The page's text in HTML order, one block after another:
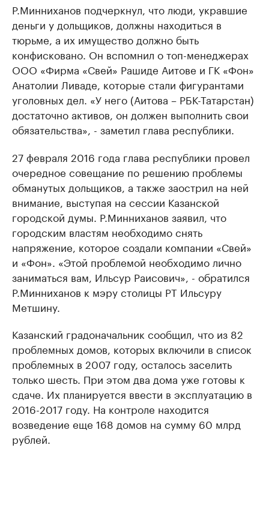
Р.Минниханов подчеркнул, что люди, укравшие
деньги у дольщиков, должны находиться в
тюрьме, а их имущество должно быть
конфисковано. Он вспомнил о топ-менеджерах
ООО «Фирма «Свей» Рашиде Аитове и ГК «Фон»
Анатолии Ливаде, которые стали фигурантами
уголовных дел. «У него (Аитова – РБК-Татарстан)
достаточно активов, он должен выполнить свои
обязательства», - заметил глава республики.
27 февраля 2016 года глава республики провел
очередное совещание по решению проблемы
обманутых дольщиков, а также заострил на ней
внимание, выступая на сессии Казанской
городской думы. Р.Минниханов заявил, что
городским властям необходимо снять
напряжение, которое создали компании «Свей»
и «Фон». «Этой проблемой необходимо лично
заниматься вам, Ильсур Раисович», - обратился
Р.Минниханов к мэру столицы РТ Ильсуру
Метшину.
Казанский градоначальник сообщил, что из 82
проблемных домов, которых включили в список
проблемных в 2007 году, осталось заселить
только шесть. При этом два дома уже готовы к
сдаче. Их планируется ввести в эксплуатацию в
2016-2017 году. На контроле находится
возведение еще 168 домов на сумму 60 млрд
рублей.